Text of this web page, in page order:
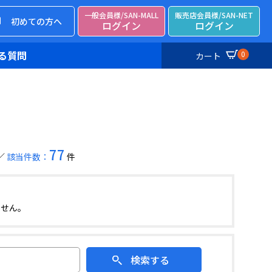
初めての方へ
一般会員様/SAN-MALL
ログイン
販売店会員様/SAN-NET
ログイン
カート 0
質問
該当件数： 77 件
ん。
検索する